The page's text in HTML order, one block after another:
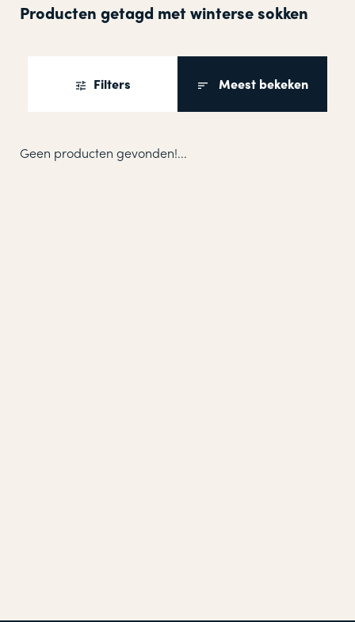
Producten getagd met winterse sokken
Filters Meest bekeken
Geen producten gevonden!...